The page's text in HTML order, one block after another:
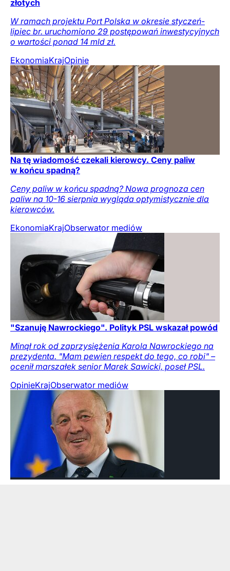
złotych
W ramach projektu Port Polska w okresie styczeń-
lipiec br. uruchomiono 29 postępowań inwestycyjnych
o wartości ponad 14 mld zł.
EkonomiaKrajOpinie
Na tę wiadomość czekali kierowcy. Ceny paliw
w końcu spadną?
Ceny paliw w końcu spadną? Nowa prognoza cen
paliw na 10-16 sierpnia wygląda optymistycznie dla
kierowców.
EkonomiaKrajObserwator mediów
"Szanuję Nawrockiego". Polityk PSL wskazał powód
Minął rok od zaprzysiężenia Karola Nawrockiego na
prezydenta. "Mam pewien respekt do tego, co robi" –
ocenił marszałek senior Marek Sawicki, poseł PSL.
OpinieKrajObserwator mediów